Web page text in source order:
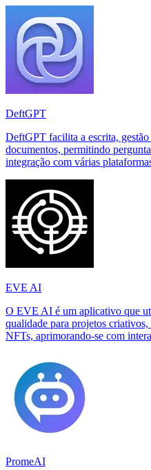
DeftGPT
DeftGPT facilita a escrita,
documentos, permitindo
integração com várias
EVE AI
O EVE AI é um aplicativo que
qualidade para projetos
NFTs, aprimorando-se com
PromeAI